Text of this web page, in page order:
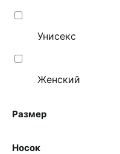
Унисекс
Женский
Размер
Носок